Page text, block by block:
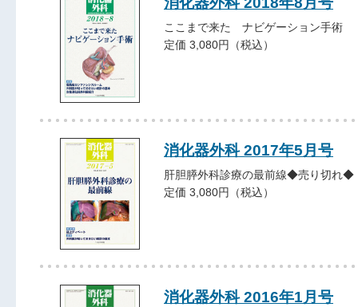
ここまで来た ナビゲーション手術
定価 3,080円（税込）
消化器外科 2017年5月号
肝胆膵外科診療の最前線◆売り切れ◆
定価 3,080円（税込）
消化器外科 2016年1月号